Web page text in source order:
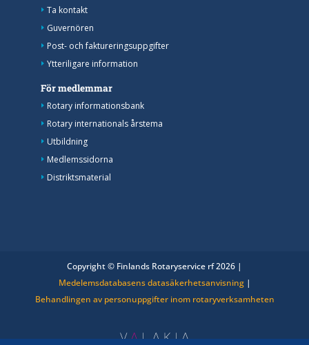
Ta kontakt
Guvernören
Post- och faktureringsuppgifter
Ytteriligare information
För medlemmar
Rotary informationsbank
Rotary internationals årstema
Utbildning
Medlemssidorna
Distriktsmaterial
Copyright © Finlands Rotaryservice rf 2026 |
Medelemsdatabasens datasäkerhetsanvisning|
Behandlingen av personuppgifter inom rotaryverksamheten